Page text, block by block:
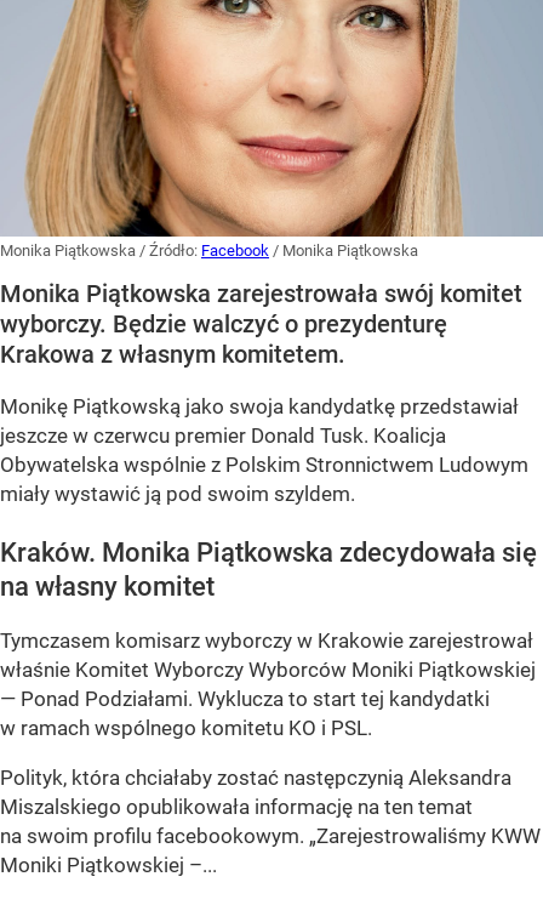
Monika Piątkowska / Źródło: Facebook / Monika Piątkowska
Monika Piątkowska zarejestrowała swój komitet
wyborczy. Będzie walczyć o prezydenturę
Krakowa z własnym komitetem.
Monikę Piątkowską jako swoja kandydatkę przedstawiał
jeszcze w czerwcu premier Donald Tusk. Koalicja
Obywatelska wspólnie z Polskim Stronnictwem Ludowym
miały wystawić ją pod swoim szyldem.
Kraków. Monika Piątkowska zdecydowała się
na własny komitet
Tymczasem komisarz wyborczy w Krakowie zarejestrował
właśnie Komitet Wyborczy Wyborców Moniki Piątkowskiej
— Ponad Podziałami. Wyklucza to start tej kandydatki
w ramach wspólnego komitetu KO i PSL.
Polityk, która chciałaby zostać następczynią Aleksandra
Miszalskiego opublikowała informację na ten temat
na swoim profilu facebookowym. „Zarejestrowaliśmy KWW
Moniki Piątkowskiej –...